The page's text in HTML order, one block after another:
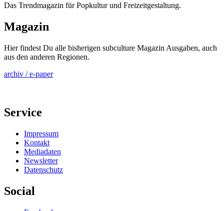
Das Trendmagazin für Popkultur und Freizeitgestaltung.
Magazin
Hier findest Du alle bisherigen subculture Magazin Ausgaben, auch
aus den anderen Regionen.
archiv / e-paper
Service
Impressum
Kontakt
Mediadaten
Newsletter
Datenschutz
Social